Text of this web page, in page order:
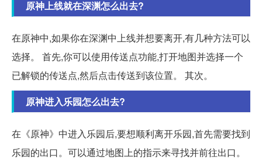
原神上线就在深渊怎么出去?
在原神中,如果你在深渊中上线并想要离开,有几种方法可以
选择。 首先,你可以使用传送点功能,打开地图并选择一个
已解锁的传送点,然后点击传送到该位置。 其次。
原神进入乐园怎么出去?
在《原神》中进入乐园后,要想顺利离开乐园,首先需要找到
乐园的出口。可以通过地图上的指示来寻找并前往出口。